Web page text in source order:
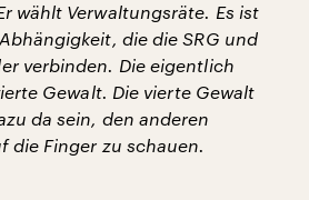
wählt Verwaltungsräte. Es ist
die die SRG und
verbinden. Die eigentlich
Gewalt. Die vierte Gewalt
da sein, den anderen
die Finger zu schauen.